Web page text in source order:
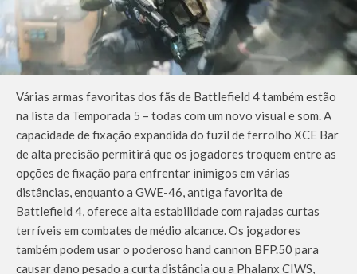
Várias armas favoritas dos fãs de Battlefield 4 também estão
na lista da Temporada 5 – todas com um novo visual e som. A
capacidade de fixação expandida do fuzil de ferrolho XCE Bar
de alta precisão permitirá que os jogadores troquem entre as
opções de fixação para enfrentar inimigos em várias
distâncias, enquanto a GWE-46, antiga favorita de
Battlefield 4, oferece alta estabilidade com rajadas curtas
terríveis em combates de médio alcance. Os jogadores
também podem usar o poderoso hand cannon BFP.50 para
causar dano pesado a curta distância ou a Phalanx CIWS,